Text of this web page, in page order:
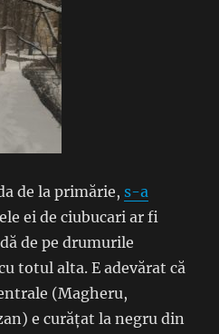
de la primărie,s-a
ei de ciubucari ar fi
de pe drumurile
totul alta. E adevărat că
(Magheru,
e curățat la negru din